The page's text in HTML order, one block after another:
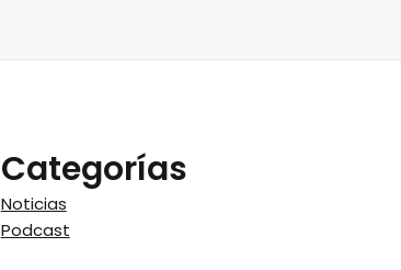
Categorías
Noticias
Podcast